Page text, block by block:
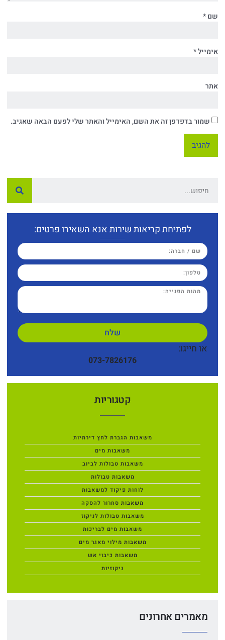
שם*
אימייל*
אתר
שמור בדפדפן זה את השם, האימייל והאתר שלי לפעם הבאה שאגיב.
לפתיחת קריאות שירות אנא השאירו פרטים:
שלח
או חייגו:
073-7826176
קטגוריות
משאבות הגברת לחץ דירתיות
משאבות מים
משאבות טבולות לביוב
משאבות טבולות
לוחות פיקוד למשאבות
משאבות סחרור להסקה
משאבות טבולות לניקוז
משאבות מים לבריכות
משאבות מילוי מאגר מים
משאבות כיבוי אש
ניקוזיות
מאמרים אחרונים